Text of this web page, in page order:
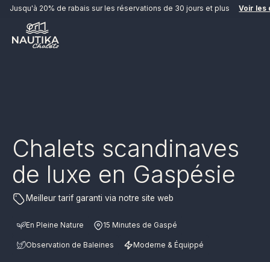
Jusqu'à 20% de rabais sur les réservations de 30 jours et plus Voir les
RÉSERVER MAINTENANT
Chalets scandinaves
de luxe en Gaspésie
Meilleur tarif garanti via notre site web
En Pleine Nature 15 Minutes de Gaspé
Observation de Baleines Moderne & Équippé